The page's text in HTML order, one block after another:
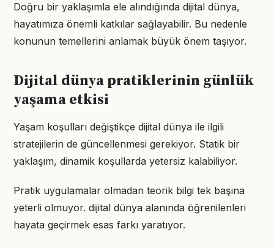
Doğru bir yaklaşımla ele alındığında dijital dünya,
hayatımıza önemli katkılar sağlayabilir. Bu nedenle
konunun temellerini anlamak büyük önem taşıyor.
Dijital dünya pratiklerinin günlük
yaşama etkisi
Yaşam koşulları değiştikçe dijital dünya ile ilgili
stratejilerin de güncellenmesi gerekiyor. Statik bir
yaklaşım, dinamik koşullarda yetersiz kalabiliyor.
Pratik uygulamalar olmadan teorik bilgi tek başına
yeterli olmuyor. dijital dünya alanında öğrenilenleri
hayata geçirmek esas farkı yaratıyor.